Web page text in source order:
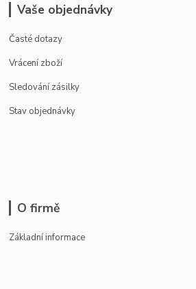
Vaše objednávky
Časté dotazy
Vrácení zboží
Sledování zásilky
Stav objednávky
O firmě
Základní informace